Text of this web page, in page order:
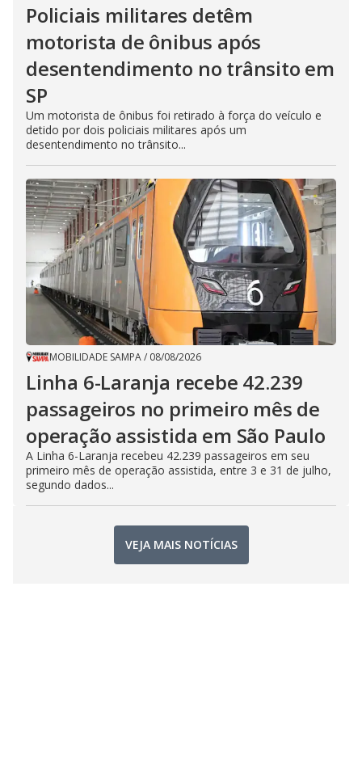
Policiais militares detêm
motorista de ônibus após
desentendimento no trânsito em
SP
Um motorista de ônibus foi retirado à força do veículo e
detido por dois policiais militares após um
desentendimento no trânsito...
MOBILIDADE SAMPA/ 08/08/2026
Linha 6-Laranja recebe 42.239
passageiros no primeiro mês de
operação assistida em São Paulo
A Linha 6-Laranja recebeu 42.239 passageiros em seu
primeiro mês de operação assistida, entre 3 e 31 de julho,
segundo dados...
VEJA MAIS NOTÍCIAS